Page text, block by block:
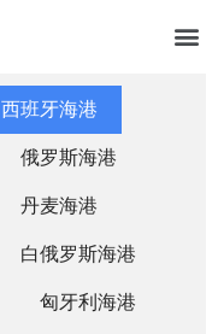
西班牙海港
俄罗斯海港
丹麦海港
白俄罗斯海港
匈牙利海港